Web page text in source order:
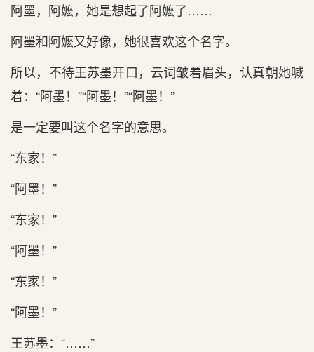
阿墨，阿嬷，她是想起了阿嬷了……
阿墨和阿嬷又好像，她很喜欢这个名字。
所以，不待王苏墨开口，云词皱着眉头，认真朝她喊
着：“阿墨！”“阿墨！”“阿墨！”
是一定要叫这个名字的意思。
“东家！”
“阿墨！”
“东家！”
“阿墨！”
“东家！”
“阿墨！”
王苏墨：“……”